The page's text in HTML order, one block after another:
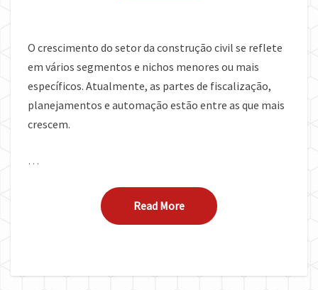
O crescimento do setor da construção civil se reflete
em vários segmentos e nichos menores ou mais
específicos. Atualmente, as partes de fiscalização,
planejamentos e automação estão entre as que mais
crescem.
…
Read MoreRead More